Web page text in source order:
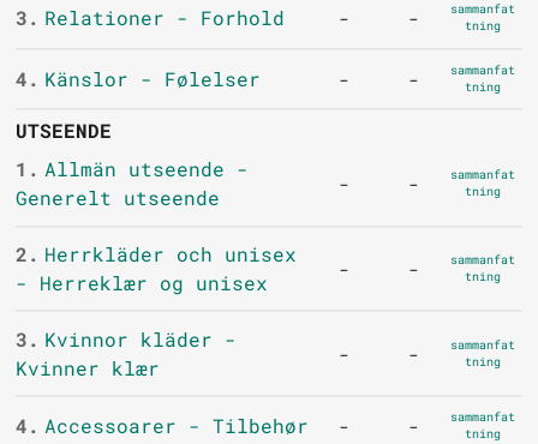
3. Relationer - Forhold - -
sammanfat
tning
4. Känslor - Følelser - -
sammanfat
tning
UTSEENDE
1. Allmän utseende -
Generelt utseende
- -
sammanfat
tning
2. Herrkläder och unisex
- Herreklær og unisex
- -
sammanfat
tning
3. Kvinnor kläder -
Kvinner klær
- -
sammanfat
tning
4. Accessoarer - Tilbehør - -
sammanfat
tning